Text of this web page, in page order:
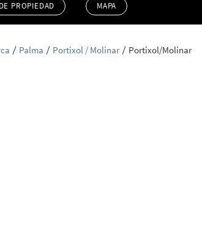
PROPIEDAD MAPA
Palma Portixol / Molinar Portixol/Molinar